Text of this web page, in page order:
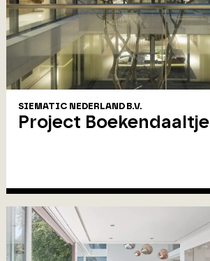
SIEMATIC NEDERLAND B.V.
Project Boekendaaltje